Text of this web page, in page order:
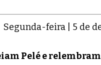
Segunda-feira | 5 de
Pelé e